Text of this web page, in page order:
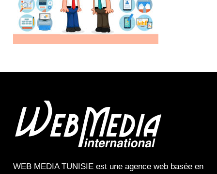
WEB MEDIA TUNISIEest une agence webbasée en